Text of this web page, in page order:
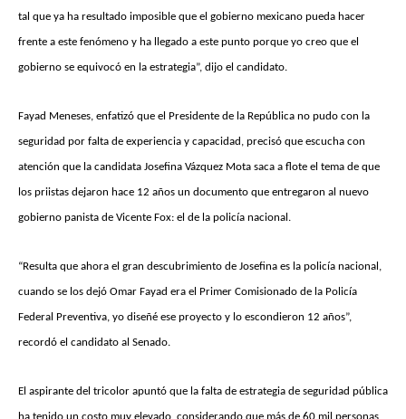
tal que ya ha resultado imposible que el gobierno mexicano pueda hacer
frente a este fenómeno y ha llegado a este punto porque yo creo que el
gobierno se equivocó en la estrategia”, dijo el candidato.
Fayad Meneses, enfatizó que el Presidente de la República no pudo con la
seguridad por falta de experiencia y capacidad, precisó que escucha con
atención que la candidata Josefina Vázquez Mota saca a flote el tema de que
los priistas dejaron hace 12 años un documento que entregaron al nuevo
gobierno panista de Vicente Fox: el de la policía nacional.
“Resulta que ahora el gran descubrimiento de Josefina es la policía nacional,
cuando se los dejó Omar Fayad era el Primer Comisionado de la Policía
Federal Preventiva, yo diseñé ese proyecto y lo escondieron 12 años”,
recordó el candidato al Senado.
El aspirante del tricolor apuntó que la falta de estrategia de seguridad pública